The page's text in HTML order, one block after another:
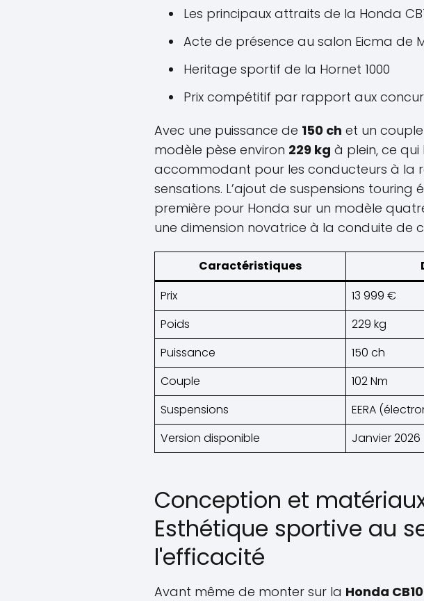
Les principaux attraits de la Honda
Acte de présence au salon Eicma de
Heritage sportif de la Hornet 1000
Prix compétitif par rapport aux
Avec une puissance de 150 ch et un
modèle pèse environ 229 kg à plein, ce
accommodant pour les conducteurs à la
sensations. L’ajout de suspensions touring
première pour Honda sur un modèle
une dimension novatrice à la conduite de
Caractéristiques
Prix
13 999 €
Poids
229 kg
Puissance
150 ch
Couple
102 Nm
Suspensions
EERA
Version disponible
Janvier 2026
Conception et
Esthétique sportive au
l'efficacité
Avant même de monter sur la Honda